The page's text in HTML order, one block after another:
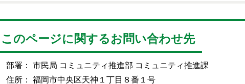
このページに関するお問い合わせ先
部署： 市民局 コミュニティ推進部 コミュニティ推進課
住所： 福岡市中央区天神１丁目８番１号